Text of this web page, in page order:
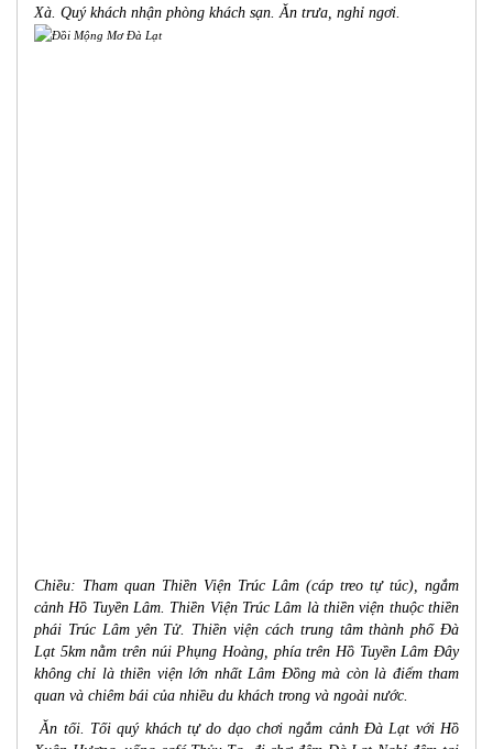
Xà. Quý khách nhận phòng khách sạn. Ăn trưa, nghỉ ngơi.
Chiều: Tham quan Thiền Viện Trúc Lâm (cáp treo tự túc), ngắm
cảnh Hồ Tuyền Lâm. Thiền Viện Trúc Lâm là thiền viện thuộc thiền
phái Trúc Lâm yên Tử. Thiền viện cách trung tâm thành phố Đà
Lạt 5km nằm trên núi Phụng Hoàng, phía trên Hồ Tuyền Lâm Đây
không chỉ là thiền viện lớn nhất Lâm Đồng mà còn là điểm tham
quan và chiêm bái của nhiều du khách trong và ngoài nước.
Ăn tối. Tối quý khách tự do dạo chơi ngắm cảnh Đà Lạt với Hồ